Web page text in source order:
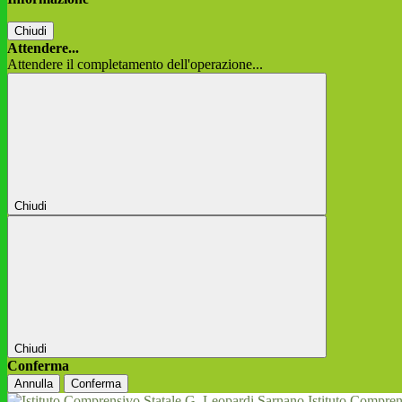
Chiudi
Attendere...
Attendere il completamento dell'operazione...
Chiudi
Chiudi
Conferma
Annulla Conferma